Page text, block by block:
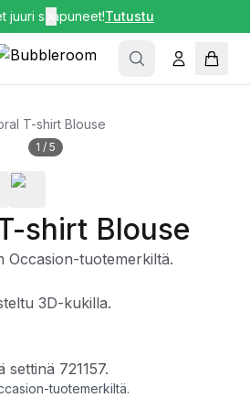
juuri saapuneet!Tutustu
T-shirt Blouse
1 / 5
shirt Blouse
Occasion-tuotemerkiltä.
3D-kukilla.
721157.
tuotemerkiltä.